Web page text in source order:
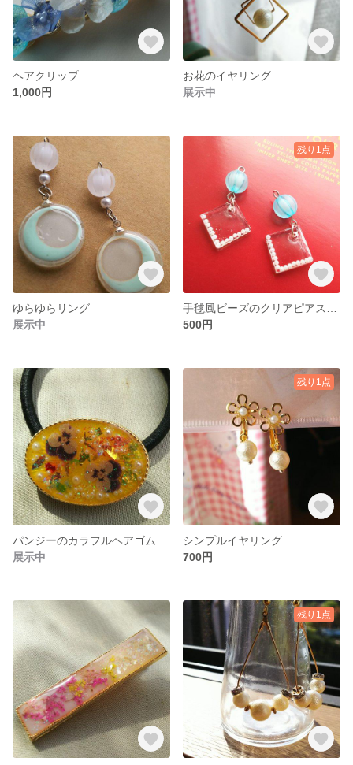
ヘアクリップ
1,000円
お花のイヤリング
展示中
ゆらゆらリング
展示中
残り1点
500円
パンジーのカラフルヘアゴム
展示中
残り1点
シンプルイヤリング
700円
残り1点